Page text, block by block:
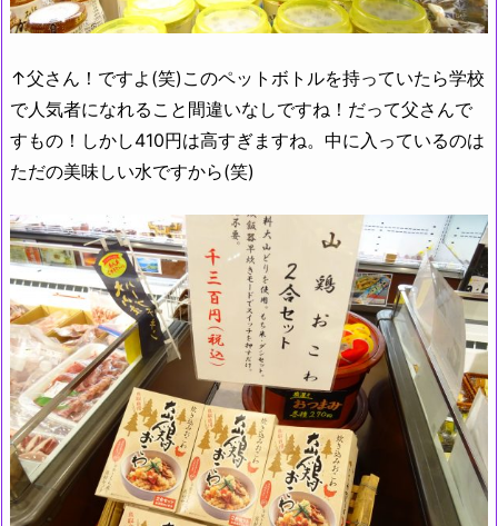
↑父さん！ですよ(笑)このペットボトルを持っていたら学校
で人気者になれること間違いなしですね！だって父さんで
すもの！しかし410円は高すぎますね。中に入っているのは
ただの美味しい水ですから(笑)